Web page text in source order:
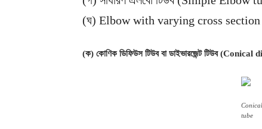
(ঘ) Elbow with varying cross section
(ক) কোণিক ডিফিউস টিউব বা ডাইভারজেন্ট টিউব
tube